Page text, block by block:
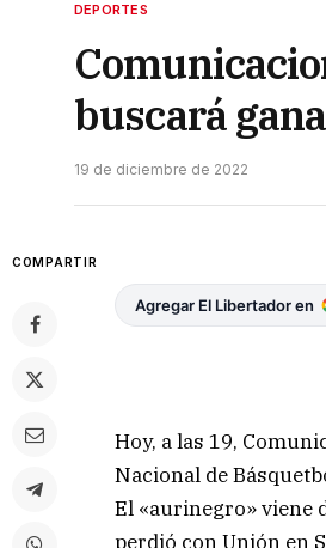
DEPORTES
buscará
19 de diciembre de 2022
COMPARTIR
Agregar El Libertador en
Hoy, a las 19,
Nacional de
El «aurinegro» viene
perdió con Unión en